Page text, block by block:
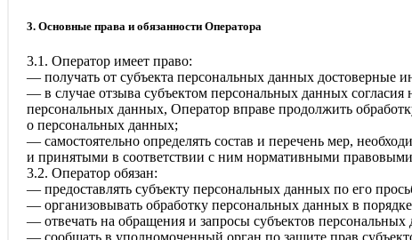
3. Основные права и обязанности Оператора
3.1. Оператор имеет право:
— получать от субъекта персональных данных
— в случае отзыва субъектом персональных данных
персональных данных, Оператор вправе продолжить
о персональных данных;
— самостоятельно определять состав и перечень мер,
и принятыми в соответствии с ним нормативными
3.2. Оператор обязан:
— предоставлять субъекту персональных данных по его
— организовывать обработку персональных данных в
— отвечать на обращения и запросы субъектов